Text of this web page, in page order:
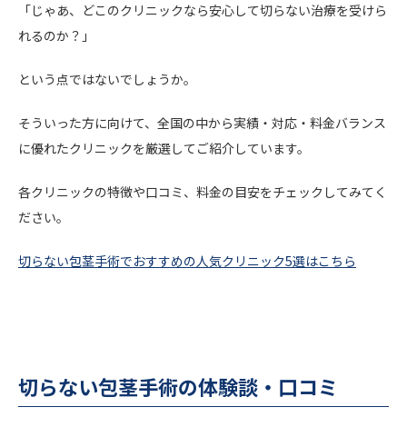
「じゃあ、どこのクリニックなら安心して切らない治療を受けら
れるのか？」
という点ではないでしょうか。
そういった方に向けて、全国の中から実績・対応・料金バランス
に優れたクリニックを厳選してご紹介しています。
各クリニックの特徴や口コミ、料金の目安をチェックしてみてく
ださい。
切らない包茎手術でおすすめの人気クリニック5選はこちら
切らない包茎手術の体験談・口コミ